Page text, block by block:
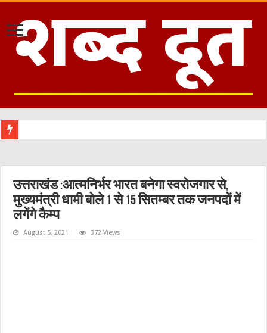
उत्तराखंड :आत्मनिर्भर भारत बनेगा स्वरोजगार से,
मुख्यमंत्री धामी बोले 1 से 15 सितम्बर तक जनपदों में
लगेंगे कैम्प
August 5, 2021 372 Views